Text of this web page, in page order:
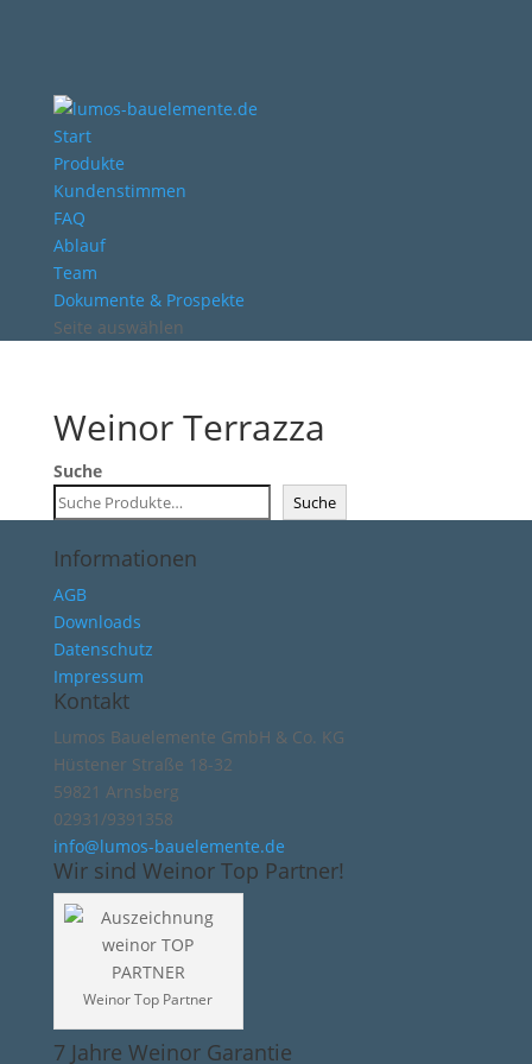
Start
Produkte
Kundenstimmen
FAQ
Ablauf
Team
Dokumente & Prospekte
Seite auswählen
Weinor Terrazza
Suche
Suche
Informationen
AGB
Downloads
Datenschutz
Impressum
Kontakt
Lumos Bauelemente GmbH & Co. KG
Hüstener Straße 18-32
59821 Arnsberg
02931/9391358
info@lumos-bauelemente.de
Wir sind Weinor Top Partner!
Weinor Top Partner
7 Jahre Weinor Garantie